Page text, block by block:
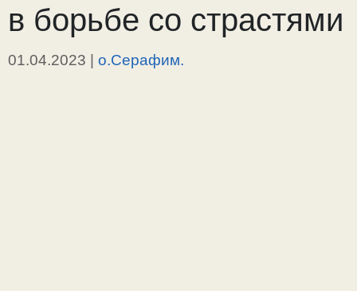
в борьбе со страстями
01.04.2023 | о.Серафим.